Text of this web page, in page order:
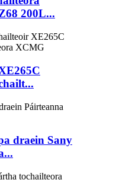
200L...
draein Sany